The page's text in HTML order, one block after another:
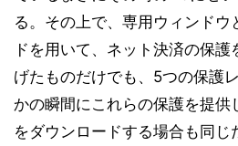
る。その上で、専用ウィンドウ
ドを用いて、ネット決済の保
げたものだけでも、5つの保護
かの瞬間にこれらの保護を提供
をダウンロードする場合も同